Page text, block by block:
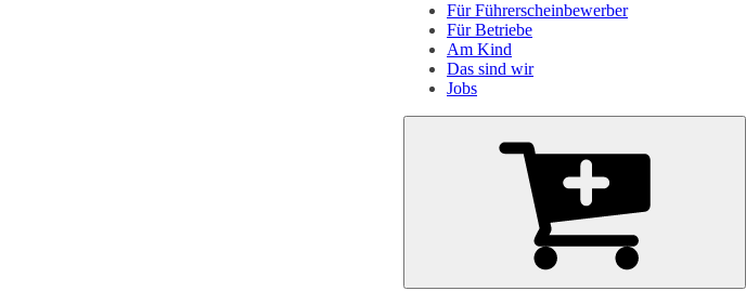
Für Führerscheinbewerber
Für Betriebe
Am Kind
Das sind wir
Jobs